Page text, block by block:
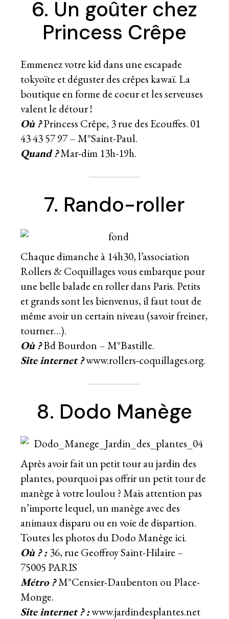
6. Un goûter chez
Princess Crêpe
Emmenez votre kid dans une escapade
tokyoïte et déguster des crêpes kawaï. La
boutique en forme de coeur et les serveuses
valent le détour !
Où ?Princess Crêpe, 3 rue des Ecouffes. 01
43 43 57 97 – M°Saint-Paul.
Quand ?Mar-dim 13h-19h.
7. Rando-roller
Chaque dimanche à 14h30, l’association
Rollers & Coquillages vous embarque pour
une belle balade en roller dans Paris. Petits
et grands sont les bienvenus, il faut tout de
même avoir un certain niveau (savoir freiner,
tourner…).
Où ?Bd Bourdon – M°Bastille.
Site internet ?www.rollers-coquillages.org.
8. Dodo Manège
Après avoir fait un petit tour au jardin des
plantes, pourquoi pas offrir un petit tour de
manège à votre loulou ? Mais attention pas
n’importe lequel, un manège avec des
animaux disparu ou en voie de dispartion.
Toutes les photos duDodo Manège ici.
Où ? :36, rue Geoffroy Saint-Hilaire –
75005 PARIS
Métro ?M°Censier-Daubenton ou Place-
Monge.
Site internet ? :www.jardindesplantes.net